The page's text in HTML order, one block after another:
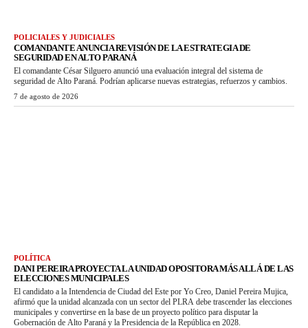
POLICIALES Y JUDICIALES
COMANDANTE ANUNCIA REVISIÓN DE LA ESTRATEGIA DE
SEGURIDAD EN ALTO PARANÁ
El comandante César Silguero anunció una evaluación integral del sistema de
seguridad de Alto Paraná. Podrían aplicarse nuevas estrategias, refuerzos y cambios.
7 de agosto de 2026
POLÍTICA
DANI PEREIRA PROYECTA LA UNIDAD OPOSITORA MÁS ALLÁ DE LAS
ELECCIONES MUNICIPALES
El candidato a la Intendencia de Ciudad del Este por Yo Creo, Daniel Pereira Mujica,
afirmó que la unidad alcanzada con un sector del PLRA debe trascender las elecciones
municipales y convertirse en la base de un proyecto político para disputar la
Gobernación de Alto Paraná y la Presidencia de la República en 2028.